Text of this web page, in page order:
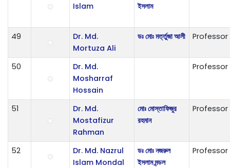
Islam
ইসলাম
49
Dr. Md.
Mortuza Ali
ডঃ মোঃ মর্ত্তুজা আলী Professor
50
Dr. Md.
Mosharraf
Hossain
Professor
51
Dr. Md.
Mostafizur
Rahman
মোঃ মোস্তাফিজুর
রহমান
Professor
52
Dr. Md. Nazrul
Islam Mondal
ডঃ মোঃ নজরুল
ইসলাম মন্ডল
Professor